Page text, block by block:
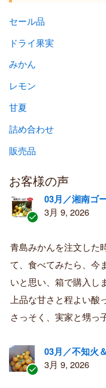
セール品
ドライ果実
みかん
レモン
甘夏
詰め合わせ
販売品
お客様の声
証
済
み
購
入
者
03月／湘南ゴ
3月 9, 2026
青島みかんを注文した
て、食べてみたら、今
いと思い、箱で購入し
上品な甘さと程よい酸
さっそく、実家と甥っ
03月／不知火
3月 9, 2026